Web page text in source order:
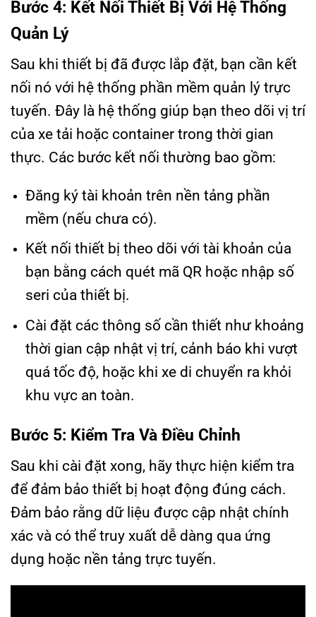
Bước 4: Kết Nối Thiết Bị Với Hệ Thống
Quản Lý
Sau khi thiết bị đã được lắp đặt, bạn cần kết
nối nó với hệ thống phần mềm quản lý trực
tuyến. Đây là hệ thống giúp bạn theo dõi vị trí
của xe tải hoặc container trong thời gian
thực. Các bước kết nối thường bao gồm:
Đăng ký tài khoản trên nền tảng phần
mềm (nếu chưa có).
Kết nối thiết bị theo dõi với tài khoản của
bạn bằng cách quét mã QR hoặc nhập số
seri của thiết bị.
Cài đặt các thông số cần thiết như khoảng
thời gian cập nhật vị trí, cảnh báo khi vượt
quá tốc độ, hoặc khi xe di chuyển ra khỏi
khu vực an toàn.
Bước 5: Kiểm Tra Và Điều Chỉnh
Sau khi cài đặt xong, hãy thực hiện kiểm tra
để đảm bảo thiết bị hoạt động đúng cách.
Đảm bảo rằng dữ liệu được cập nhật chính
xác và có thể truy xuất dễ dàng qua ứng
dụng hoặc nền tảng trực tuyến.